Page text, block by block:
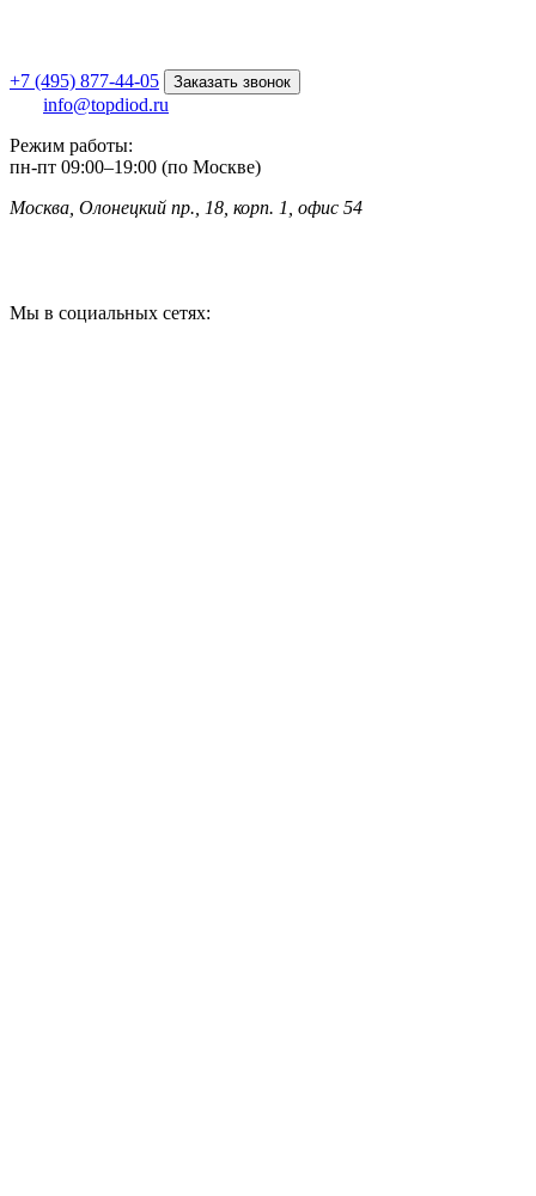
+7 (495) 877-44-05 Заказать звонок
info@topdiod.ru
Режим работы:
пн-пт 09:00–19:00 (по Москве)
Москва, Олонецкий пр., 18, корп. 1, офис 54
Мы в социальных сетях: